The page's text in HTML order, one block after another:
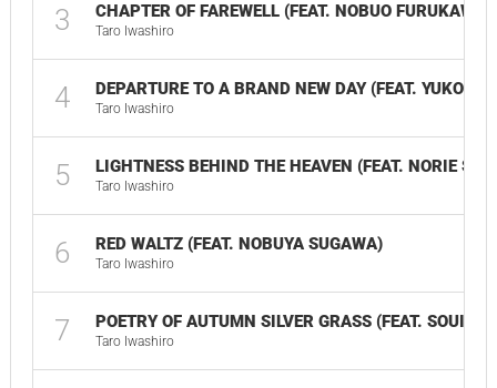
3 CHAPTER OF FAREWELL (FEAT. NOBUO FURUKAWA)
Taro Iwashiro
4 DEPARTURE TO A BRAND NEW DAY (FEAT. YUKO
Taro Iwashiro
5 LIGHTNESS BEHIND THE HEAVEN (FEAT. NORIE
Taro Iwashiro
6 RED WALTZ (FEAT. NOBUYA SUGAWA)
Taro Iwashiro
7 POETRY OF AUTUMN SILVER GRASS (FEAT.
Taro Iwashiro